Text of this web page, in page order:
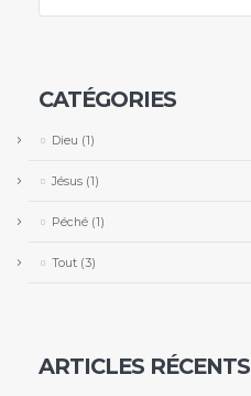
CATÉGORIES
Dieu (1)
Jésus(1)
Péché(1)
Tout(3)
ARTICLES RÉCENTS